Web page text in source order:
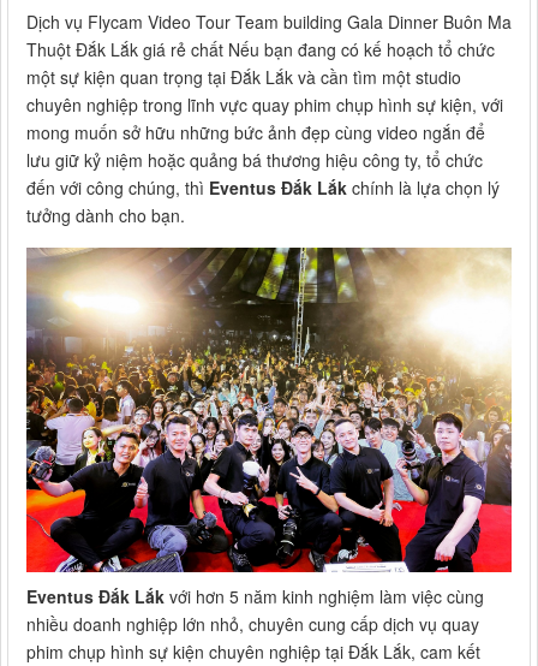
Dịch vụ Flycam Video Tour Team building Gala Dinner Buôn Ma
Thuột Đắk Lắk giá rẻ chất Nếu bạn đang có kế hoạch tổ chức
một sự kiện quan trọng tại Đắk Lắk và cần tìm một studio
chuyên nghiệp trong lĩnh vực quay phim chụp hình sự kiện, với
mong muốn sở hữu những bức ảnh đẹp cùng video ngắn để
lưu giữ kỷ niệm hoặc quảng bá thương hiệu công ty, tổ chức
đến với công chúng, thì Eventus Đắk Lắk chính là lựa chọn lý
tưởng dành cho bạn.
Eventus Đắk Lắk với hơn 5 năm kinh nghiệm làm việc cùng
nhiều doanh nghiệp lớn nhỏ, chuyên cung cấp dịch vụ quay
phim chụp hình sự kiện chuyên nghiệp tại Đắk Lắk, cam kết